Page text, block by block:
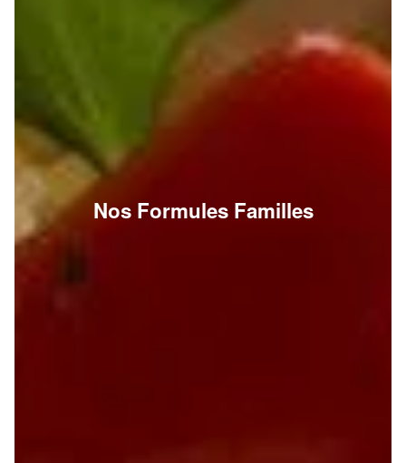
Nos Formules Familles